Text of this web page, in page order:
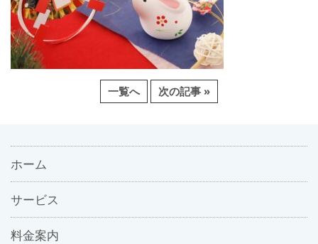
一覧へ 次の記事 »
ホーム
サービス
料金案内